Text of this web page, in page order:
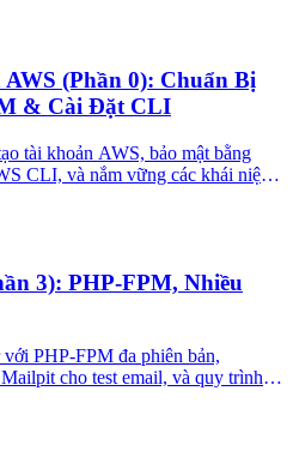
(Phần 0): Chuẩn Bị
& Cài Đặt CLI
tài khoản AWS, bảo mật bằng
CLI, và nắm vững các khái niệm
3): PHP-FPM, Nhiều
PHP-FPM đa phiên bản,
cho test email, và quy trình